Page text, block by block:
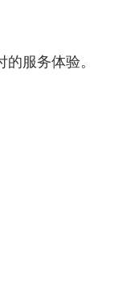
服务体验。